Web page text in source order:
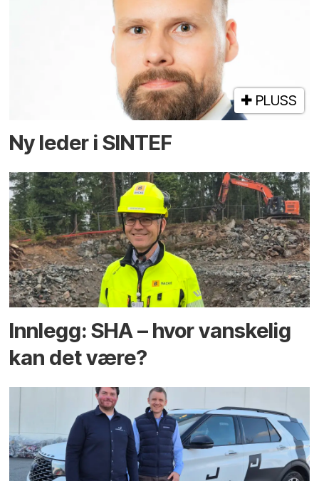
PLUSS
Ny leder i SINTEF
Innlegg: SHA – hvor vanskelig
kan det være?